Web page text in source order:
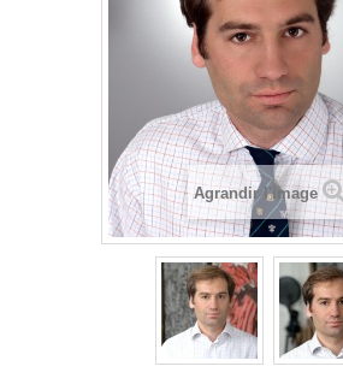
Agrandir l'image